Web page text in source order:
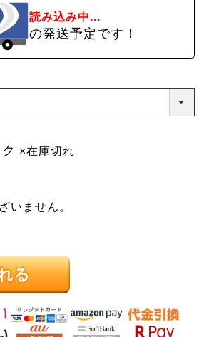
読み込み中...
の発送予定です！
×在庫切れ
いません。
る